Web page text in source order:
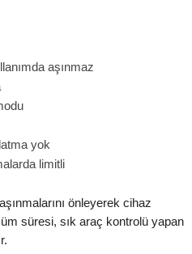
aşınmaz
yok
limitli
önleyerek cihaz
süresi, sık araç kontrolü yapan